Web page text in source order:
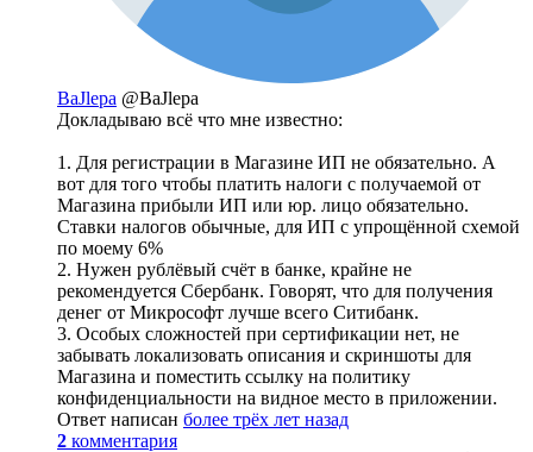
BaJlepa @BaJlepa
Докладываю всё что мне известно:
1. Для регистрации в Магазине ИП не обязательно. А
вот для того чтобы платить налоги с получаемой от
Магазина прибыли ИП или юр. лицо обязательно.
Ставки налогов обычные, для ИП с упрощённой схемой
по моему 6%
2. Нужен рублёвый счёт в банке, крайне не
рекомендуется Сбербанк. Говорят, что для получения
денег от Микрософт лучше всего Ситибанк.
3. Особых сложностей при сертификации нет, не
забывать локализовать описания и скриншоты для
Магазина и поместить ссылку на политику
конфиденциальности на видное место в приложении.
Ответ написан более трёх лет назад
2 комментария